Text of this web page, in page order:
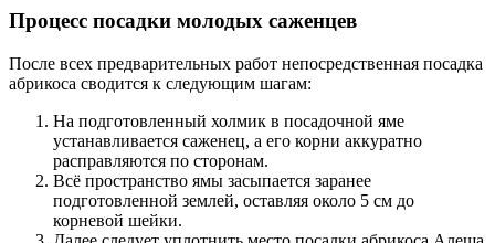
Процесс посадки молодых саженцев
После всех предварительных работ непосредственная посадка
абрикоса сводится к следующим шагам:
На подготовленный холмик в посадочной яме
устанавливается саженец, а его корни аккуратно
расправляются по сторонам.
Всё пространство ямы засыпается заранее
подготовленной землей, оставляя около 5 см до
корневой шейки.